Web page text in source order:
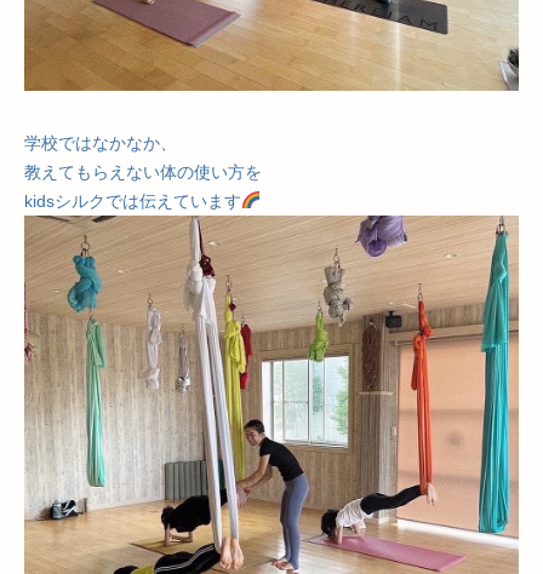
学校ではなかなか、
教えてもらえない体の使い方を
kidsシルクでは伝えています